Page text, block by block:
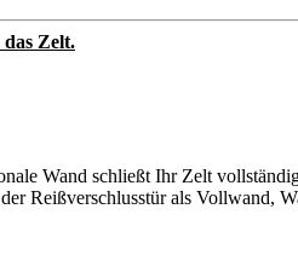
Zelt.
Wand schließt Ihr Zelt
Reißverschlusstür als Vollwand,